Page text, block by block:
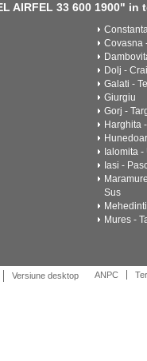
AIRFEL 33 600 1900" in
Covasna
Dolj -
Galati -
Giurgiu
Gorj -
Harghita
Ialomita
Iasi -
Sus
Mures -
Versiune desktop ANPC